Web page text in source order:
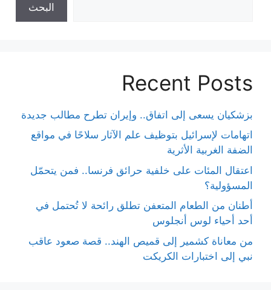
البحث
Recent Posts
بزشكيان يسعى إلى اتفاق.. وإيران تطرح مطالب جديدة
اتهامات لإسرائيل بتوظيف علم الآثار سلاحًا في مواقع
الضفة الغربية الأثرية
اعتقال المئات على خلفية حرائق فرنسا.. فمن يتحمّل
المسؤولية؟
أطنان من الطعام المتعفن تطلق رائحة لا تُحتمل في
أحد أحياء لوس أنجلوس
من معاناة كشمير إلى قميص الهند.. قصة صعود عاقب
نبي إلى اختبارات الكريكت